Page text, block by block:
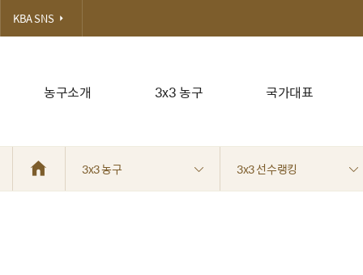
농구소개 3x3 농구 국가대표
KBA SNS
3x3 농구 3x3 선수랭킹